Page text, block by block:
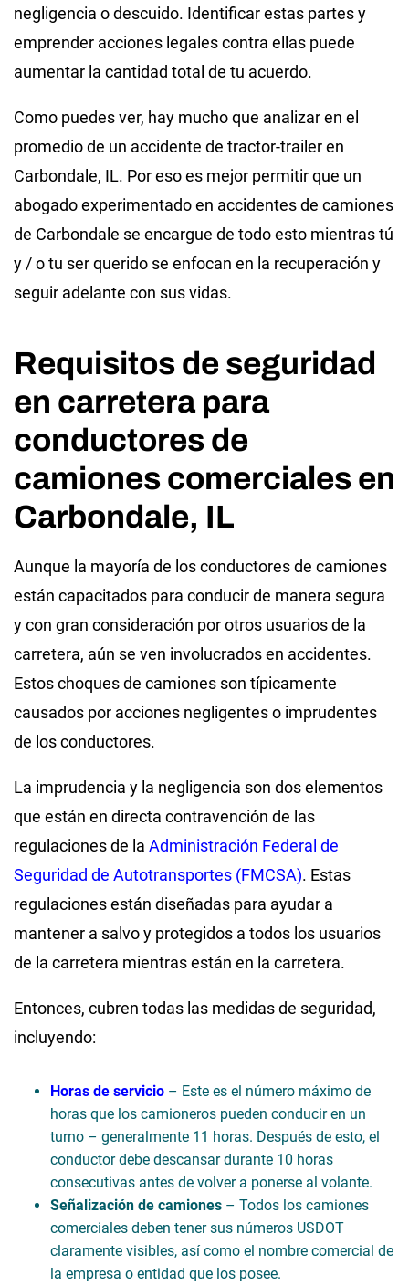
negligencia o descuido. Identificar estas partes y
emprender acciones legales contra ellas puede
aumentar la cantidad total de tu acuerdo.
Como puedes ver, hay mucho que analizar en el
promedio de un accidente de tractor-trailer en
Carbondale, IL. Por eso es mejor permitir que un
abogado experimentado en accidentes de camiones
de Carbondale se encargue de todo esto mientras tú
y / o tu ser querido se enfocan en la recuperación y
seguir adelante con sus vidas.
Requisitos de seguridad
en carretera para
conductores de
camiones comerciales en
Carbondale, IL
Aunque la mayoría de los conductores de camiones
están capacitados para conducir de manera segura
y con gran consideración por otros usuarios de la
carretera, aún se ven involucrados en accidentes.
Estos choques de camiones son típicamente
causados por acciones negligentes o imprudentes
de los conductores.
La imprudencia y la negligencia son dos elementos
que están en directa contravención de las
regulaciones de la Administración Federal de
Seguridad de Autotransportes (FMCSA). Estas
regulaciones están diseñadas para ayudar a
mantener a salvo y protegidos a todos los usuarios
de la carretera mientras están en la carretera.
Entonces, cubren todas las medidas de seguridad,
incluyendo:
Horas de servicio – Este es el número máximo de
horas que los camioneros pueden conducir en un
turno – generalmente 11 horas. Después de esto, el
conductor debe descansar durante 10 horas
consecutivas antes de volver a ponerse al volante.
Señalización de camiones – Todos los camiones
comerciales deben tener sus números USDOT
claramente visibles, así como el nombre comercial de
la empresa o entidad que los posee.